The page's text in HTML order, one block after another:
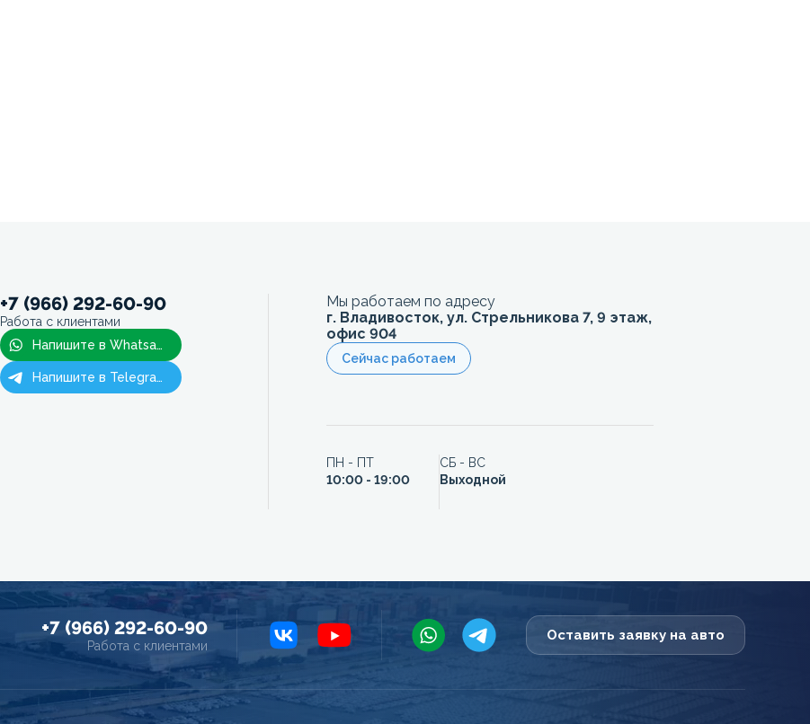
+7 (966) 292-60-90
Работа с клиентами
Напишите в Whatsapp
Напишите в Telegram
Мы работаем по адресу
г. Владивосток, ул. Стрельникова 7, 9 этаж,
офис 904
Сейчас работаем
ПН - ПТ
10:00 - 19:00
СБ - ВС
Выходной
+7 (966) 292-60-90
Работа с клиентами
Оставить заявку на авто